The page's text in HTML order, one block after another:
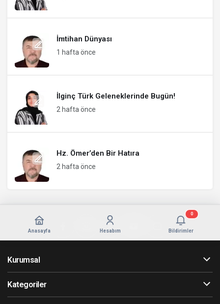
İmtihan Dünyası
1 hafta önce
İlginç Türk Geleneklerinde Bugün!
2 hafta önce
Hz. Ömer’den Bir Hatıra
2 hafta önce
Anasayfa Hesabım Bildirimler
0
Kurumsal
Kategoriler